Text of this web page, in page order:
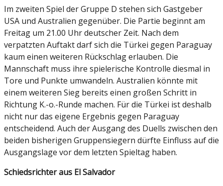
Im zweiten Spiel der Gruppe D stehen sich Gastgeber
USA und Australien gegenüber. Die Partie beginnt am
Freitag um 21.00 Uhr deutscher Zeit. Nach dem
verpatzten Auftakt darf sich die Türkei gegen Paraguay
kaum einen weiteren Rückschlag erlauben. Die
Mannschaft muss ihre spielerische Kontrolle diesmal in
Tore und Punkte umwandeln. Australien könnte mit
einem weiteren Sieg bereits einen großen Schritt in
Richtung K.-o.-Runde machen. Für die Türkei ist deshalb
nicht nur das eigene Ergebnis gegen Paraguay
entscheidend. Auch der Ausgang des Duells zwischen den
beiden bisherigen Gruppensiegern dürfte Einfluss auf die
Ausgangslage vor dem letzten Spieltag haben.
Schiedsrichter aus El Salvador